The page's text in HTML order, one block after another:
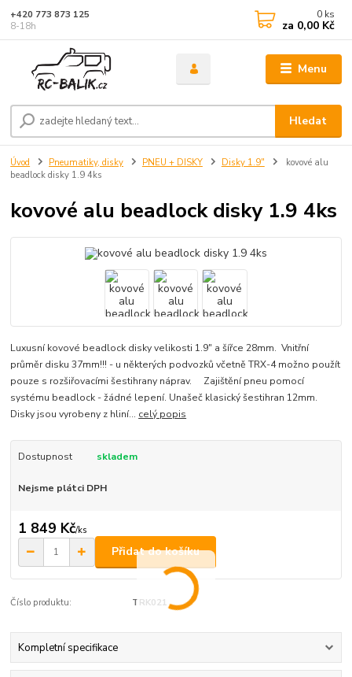
Menu
Hledat
+420 773 873 125
8-18h
0 ks
za 0,00 Kč
Úvod Pneumatiky, disky PNEU + DISKY Disky 1.9"
kovové alu
beadlock disky 1.9 4ks
kovové alu beadlock disky 1.9 4ks
Luxusní kovové beadlock disky velikosti 1.9" a šířce 28mm. Vnitřní
průměr disku 37mm!!! - u některých podvozků včetně TRX-4 možno použít
pouze s rozšiřovacími šestihrany náprav. Zajištění pneu pomocí
systému beadlock - žádné lepení. Unašeč klasický šestihran 12mm.
Disky jsou vyrobeny z hliní... celý popis
Dostupnost skladem
Nejsme plátci DPH
1 849 Kč/ks
Přidat do košíku
Číslo produktu: TRK021
Kompletní specifikace